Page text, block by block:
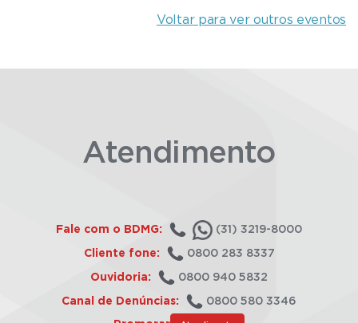
Voltar para ver outros eventos
Atendimento
Fale com o BDMG: (31) 3219-8000
Cliente fone: 0800 283 8337
Ouvidoria: 0800 940 5832
Canal de Denúncias: 0800 580 3346